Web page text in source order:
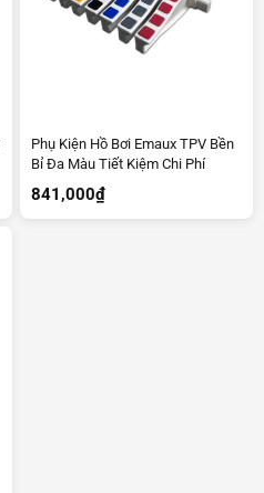
Phụ Kiện Hồ Bơi Emaux TPV Bền
Bỉ Đa Màu Tiết Kiệm Chi Phí
841,000₫